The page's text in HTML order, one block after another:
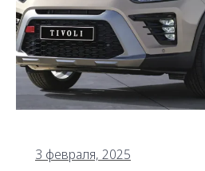
3 февраля, 2025